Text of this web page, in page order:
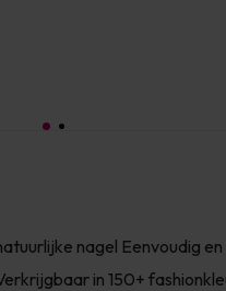
nagel Eenvoudig
in 150+